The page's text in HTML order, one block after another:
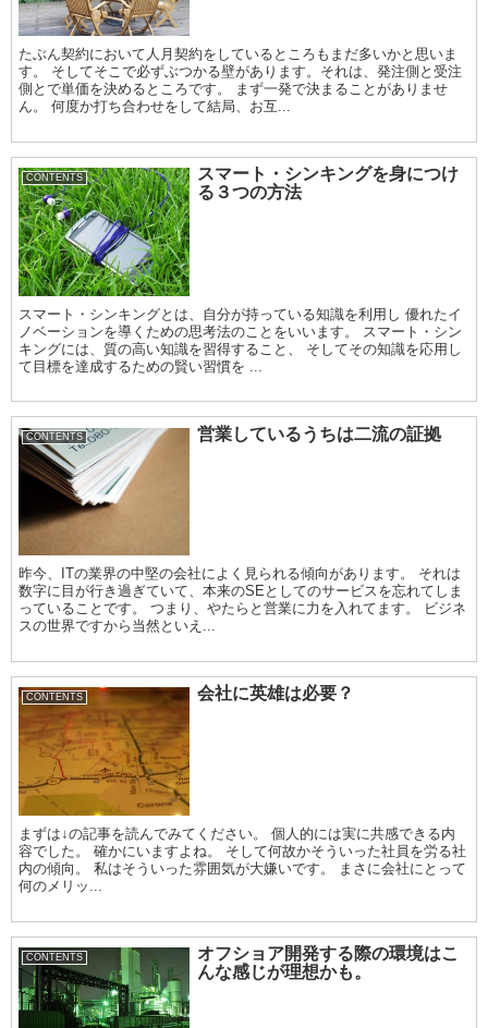
たぶん契約において人月契約をしているところもまだ多いかと思いま
す。 そしてそこで必ずぶつかる壁があります。それは、発注側と受注
側とで単価を決めるところです。 まず一発で決まることがありませ
ん。 何度か打ち合わせをして結局、お互...
CONTENTS
スマート・シンキングを身につけ
る３つの方法
スマート・シンキングとは、自分が持っている知識を利用し 優れたイ
ノベーションを導くための思考法のことをいいます。 スマート・シン
キングには、質の高い知識を習得すること、 そしてその知識を応用し
て目標を達成するための賢い習慣を ...
CONTENTS 営業しているうちは二流の証拠
昨今、ITの業界の中堅の会社によく見られる傾向があります。 それは
数字に目が行き過ぎていて、本来のSEとしてのサービスを忘れてしま
っていることです。 つまり、やたらと営業に力を入れてます。 ビジネ
スの世界ですから当然といえ...
CONTENTS 会社に英雄は必要？
まずは↓の記事を読んでみてください。 個人的には実に共感できる内
容でした。 確かにいますよね。 そして何故かそういった社員を労る社
内の傾向。 私はそういった雰囲気が大嫌いです。 まさに会社にとって
何のメリッ...
CONTENTS
オフショア開発する際の環境はこ
んな感じが理想かも。